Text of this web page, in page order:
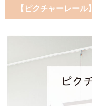
【ピクチャーレール】